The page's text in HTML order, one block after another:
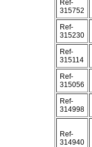
Ref-
315752
Ref-
315230
Ref-
315114
Ref-
315056
Ref-
314998
Ref-
314940